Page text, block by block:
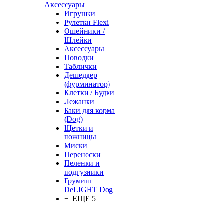
Аксессуары
Игрушки
Рулетки Flexi
Ошейники /
Шлейки
Аксессуары
Поводки
Таблички
Дешеддер
(фурминатор)
Клетки / Будки
Лежанки
Баки для корма
(Dog)
Щетки и
ножницы
Миски
Переноски
Пеленки и
подгузники
Груминг
DeLIGHT Dog
+ ЕЩЕ 5